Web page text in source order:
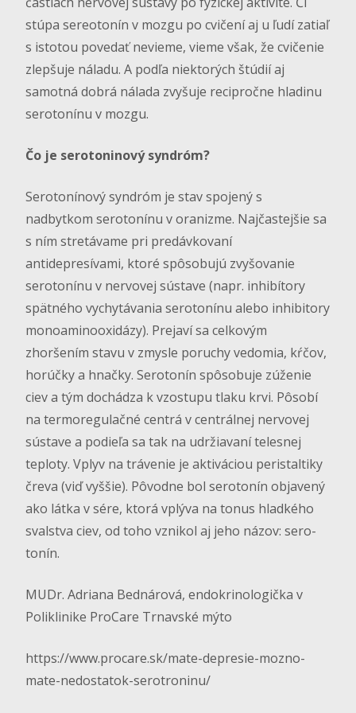
stúpa sereotonín v mozgu po cvičení aj u ľudí zatiaľ
s istotou povedať nevieme, vieme však, že cvičenie
zlepšuje náladu. A podľa niektorých štúdií aj
samotná dobrá nálada zvyšuje recipročne hladinu
serotonínu v mozgu.
Čo je serotoninový syndróm?
Serotonínový syndróm je stav spojený s
nadbytkom serotonínu v oranizme. Najčastejšie sa
s ním stretávame pri predávkovaní
antidepresívami, ktoré spôsobujú zvyšovanie
serotonínu v nervovej sústave (napr. inhibítory
spätného vychytávania serotonínu alebo inhibitory
monoaminooxidázy). Prejaví sa celkovým
zhoršením stavu v zmysle poruchy vedomia, kŕčov,
horúčky a hnačky. Serotonín spôsobuje zúženie
ciev a tým dochádza k vzostupu tlaku krvi. Pôsobí
na termoregulačné centrá v centrálnej nervovej
sústave a podieľa sa tak na udržiavaní telesnej
teploty. Vplyv na trávenie je aktiváciou peristaltiky
čreva (viď vyššie). Pôvodne bol serotonín objavený
ako látka v sére, ktorá vplýva na tonus hladkého
svalstva ciev, od toho vznikol aj jeho názov: sero-
tonín.
MUDr. Adriana Bednárová, endokrinologička v
Poliklinike ProCare Trnavské mýto
https://www.procare.sk/mate-depresie-mozno-
mate-nedostatok-serotroninu/